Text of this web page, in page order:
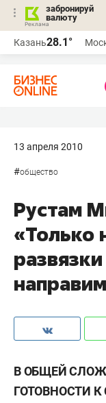
забронируй
валюту
Казань28.1°
13 апреля 2010
#общество
Рустам
«Только
В ОБЩЕЙ
ГОТОВНОСТИ